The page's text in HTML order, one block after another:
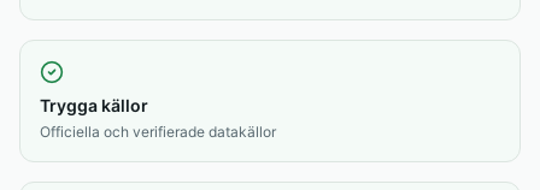
Trygga källor
Officiella och verifierade datakällor